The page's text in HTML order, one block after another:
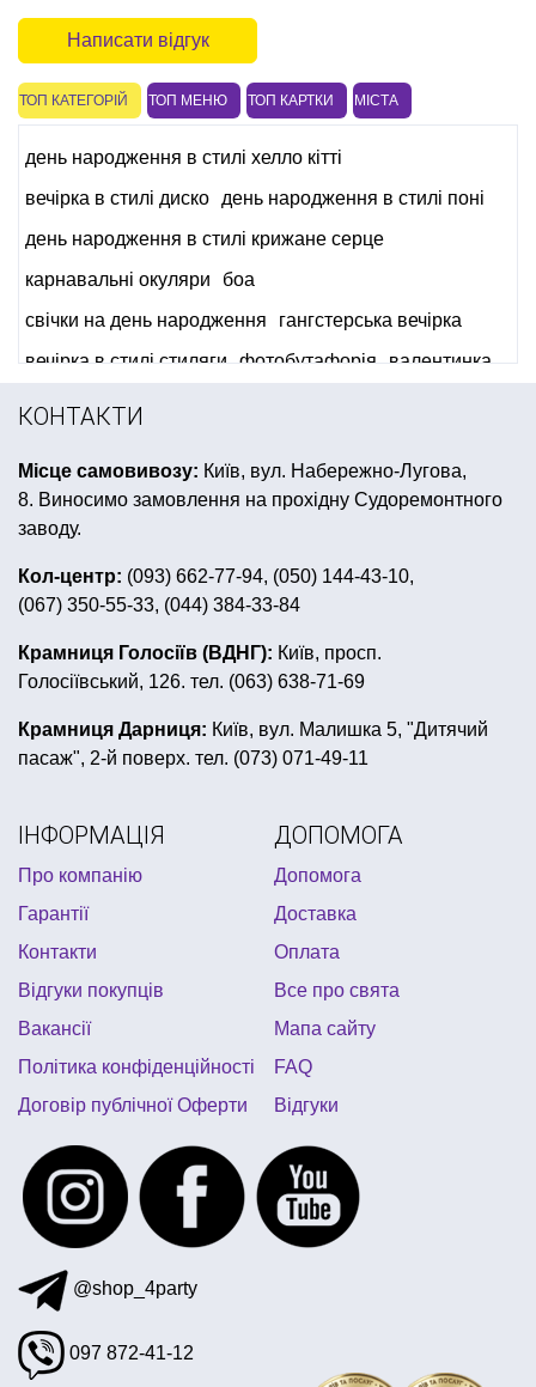
Написати відгук
ТОП КАТЕГОРІЙ ТОП МЕНЮ ТОП КАРТКИ МІСТА
день народження в стилі хелло кітті
вечірка в стилі диско
день народження в стилі поні
день народження в стилі крижане серце
карнавальні окуляри
боа
свічки на день народження
гангстерська вечірка
вечірка в стилі стиляги фотобутафорія валентинка
купити аксесуари до дня народження в стилі пірати
купити все для день народження в стилі футбол
браслети що світяться
сервіровка столу до 8 березня
перший день народження донечки капелюхи відьми
жовто блакитні кульки
перший день народження синочка
день народження в стилі монстер хай
пластиковий посуд в українському стилі
дитяче день народження в стилі міккі маус
товари для дитячого дня народження фламінго
КОНТАКТИ
Місце самовивозу: Київ, вул. Набережно-Лугова,
8. Виносимо замовлення на прохідну Судоремонтного
заводу.
Кол-центр: (093) 662-77-94, (050) 144-43-10,
(067) 350-55-33, (044) 384-33-84
Крамниця Голосіїв (ВДНГ): Київ, просп.
Голосіївський, 126. тел. (063) 638-71-69
Крамниця Дарниця: Київ, вул. Малишка 5, "Дитячий
пасаж", 2-й поверх. тел. (073) 071-49-11
ІНФОРМАЦІЯ
Про компанію
Гарантії
Контакти
Відгуки покупців
Вакансії
Політика конфіденційності
Договір публічної Оферти
ДОПОМОГА
Допомога
Доставка
Оплата
Все про свята
Мапа сайту
FAQ
Відгуки
@shop_4party
097 872-41-12